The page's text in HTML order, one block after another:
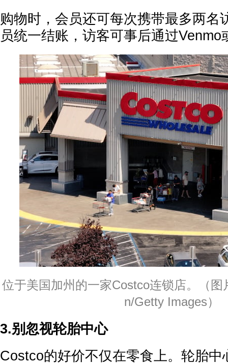
购物时，会员还可每次携带最多两名
员统一结账，访客可事后通过Venmo
位于美国加州的一家Costco连锁店。（图
n/Getty Images）
3.别忽视轮胎中心
Costco的好价不仅在零食上。轮胎中